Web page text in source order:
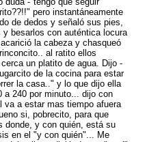
pero instantáneamente
de dedos y señaló sus pies,
besarlos con auténtica locura
la cabeza y chasqueó
al ratito ellos
un platito de agua. Dijo -
de la cocina para estar
la casa.." y lo que dijo ella
a 240 por minuto... dijo con
va a estar mas tiempo afuera
si, pobrecito, para que
donde, y con quién, está su
en el "y con quién"... Me